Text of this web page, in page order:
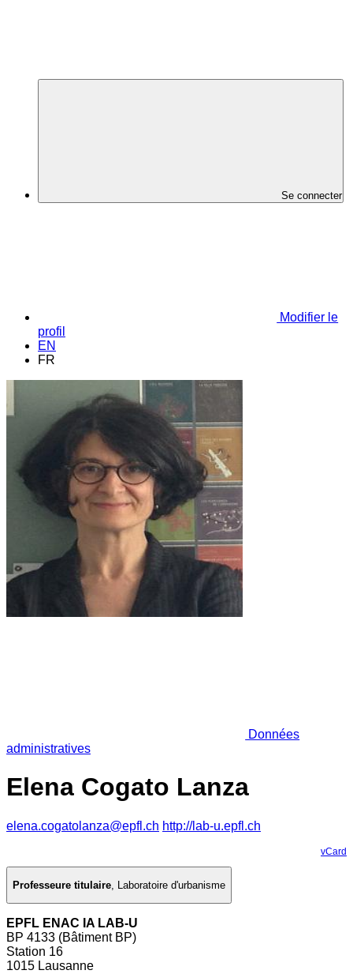
Se connecter
Modifier le
profil
EN
FR
Données
administratives
Elena Cogato Lanza
elena.cogatolanza@epfl.ch http://lab-u.epfl.ch
vCard
Professeure titulaire, Laboratoire d'urbanisme
EPFL ENAC IA LAB-U
BP 4133 (Bâtiment BP)
Station 16
1015 Lausanne